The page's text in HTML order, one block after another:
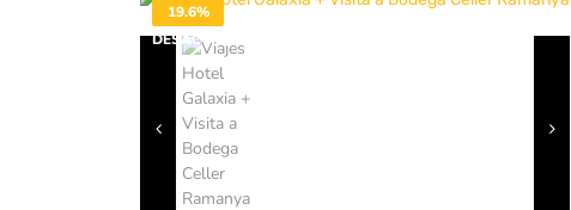
19.6%
DESACTIVADO